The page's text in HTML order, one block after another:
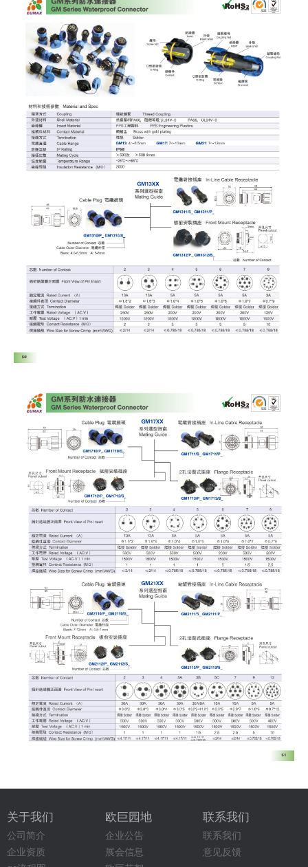
关于我们
公司简介
企业资质
欧巨园地
企业公告
展会信息
联系我们
联系我们
意见反馈